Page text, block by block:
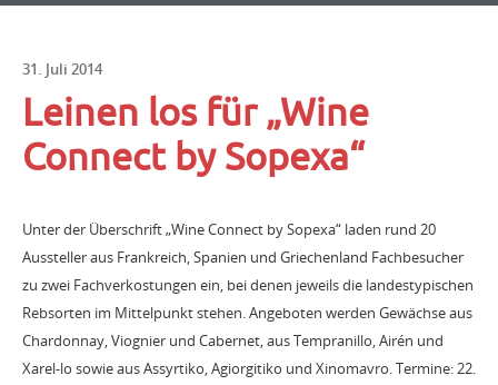
31. Juli 2014
Leinen los für „Wine
Connect by Sopexa“
Unter der Überschrift „Wine Connect by Sopexa“ laden rund 20
Aussteller aus Frankreich, Spanien und Griechenland Fachbesucher
zu zwei Fachverkostungen ein, bei denen jeweils die landestypischen
Rebsorten im Mittelpunkt stehen. Angeboten werden Gewächse aus
Chardonnay, Viognier und Cabernet, aus Tempranillo, Airén und
Xarel-lo sowie aus Assyrtiko, Agiorgitiko und Xinomavro. Termine: 22.